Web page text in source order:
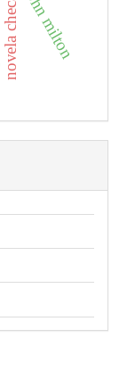
john milton
novela checa